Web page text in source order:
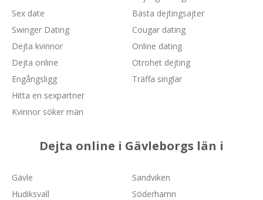
Sex date
Swinger Dating
Bästa dejtingsajter
Cougar dating
Dejta kvinnor
Dejta online
Engångsligg
Hitta en sexpartner
Kvinnor söker män
Online dating
Otrohet dejting
Träffa singlar
Dejta online i Gävleborgs län i
Gävle
Hudiksvall
Sandviken
Söderhamn